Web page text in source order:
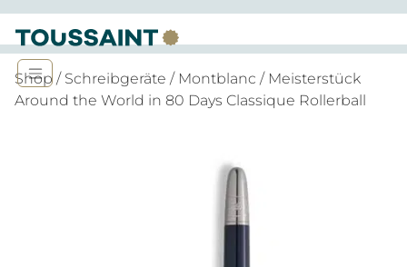
Shop / Schreibgeräte / Montblanc / Meisterstück
Around the World in 80 Days Classique Rollerball